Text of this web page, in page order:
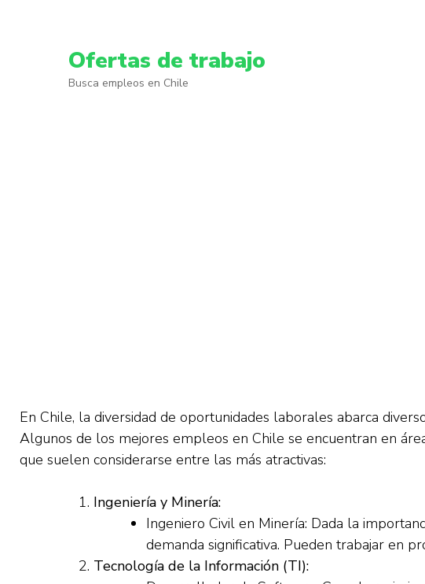
Ofertas de trabajo
Busca empleos en Chile
En Chile, la diversidad de oportunidades laborales abarca
Algunos de los mejores empleos en Chile se encuentran en
que suelen considerarse entre las más atractivas:
Ingeniería y Minería:
Ingeniero Civil en Minería: Dada la
demanda significativa. Pueden trabajar en
Tecnología de la Información (TI):